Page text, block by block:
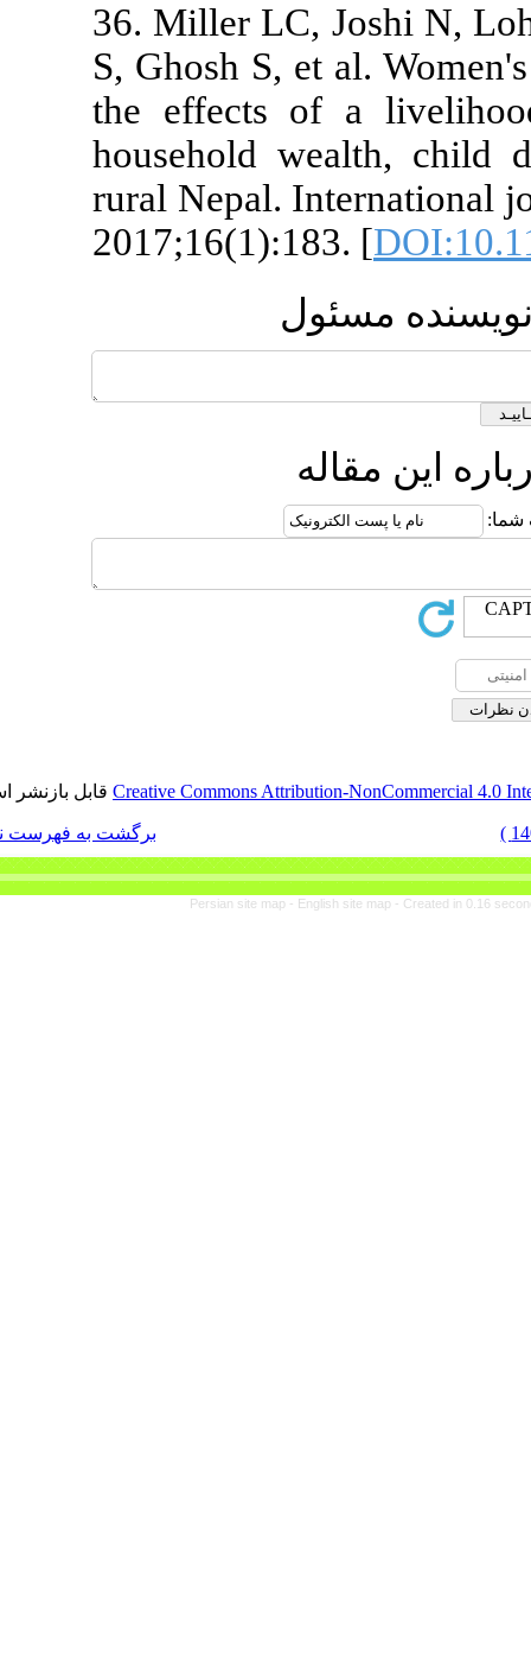
36. Miller
S, Ghosh S,
the effects
household
rural Nepal.
Creative Commonsقابل بازنشر است.
Persian site map -